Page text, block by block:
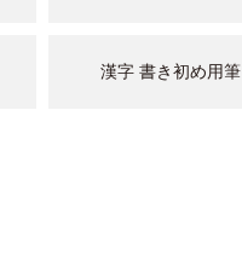
漢字 書き初め用筆